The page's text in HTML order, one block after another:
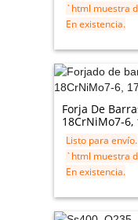
`html muestra
En existencia.
Forja De
18CrNiMo7-6,
Listo para envío.
`html muestra
En existencia.